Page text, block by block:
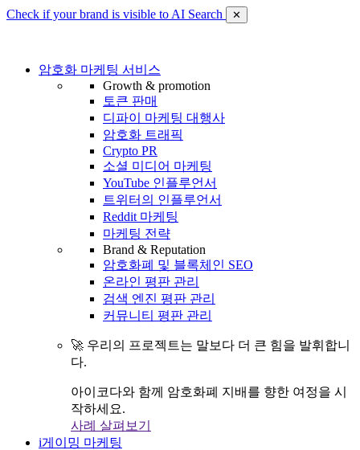
Check if your brand is visible to AI Search ✕
암호화 마케팅 서비스
Growth & promotion
토큰 판매
디파이 마케팅 대행사
암호화 트래픽
Crypto PR
소셜 미디어 마케팅
YouTube 인플루언서
트위터의 인플루언서
Reddit 마케팅
마케팅 전략
Brand & Reputation
암호화폐 및 블록체인 SEO
온라인 평판 관리
검색 엔진 평판 관리
커뮤니티 평판 관리
🚀 우리의 프로젝트는 말보다 더 큰 힘을 발휘합니
다.
아이코다와 함께 암호화폐 지배를 향한 여정을 시
작하세요.
사례 살펴보기
i게이밍 마케팅